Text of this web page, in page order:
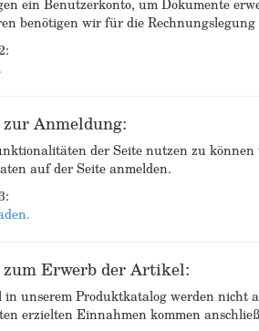
ein Benutzerkonto, um Dokumente
benötigen wir für die
Anmeldung:
der Seite nutzen zu
auf der Seite anmelden.
Erwerb der Artikel:
unserem Produktkatalog werden nicht
erzielten Einnahmen kommen